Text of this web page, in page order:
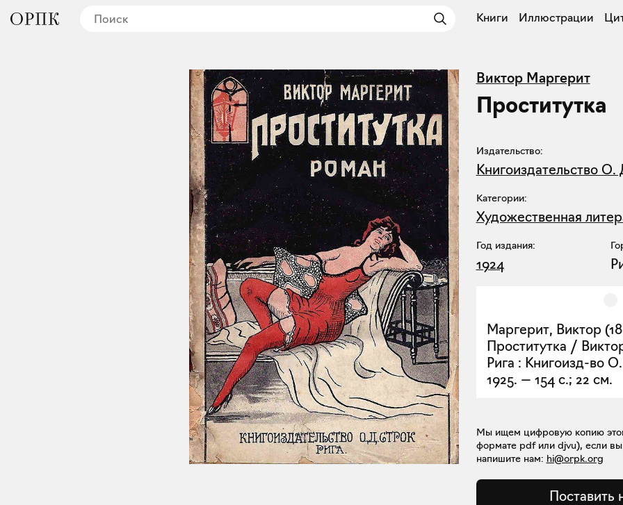
Книги Иллюстрации
Виктор Маргерит
Проститутка
Издательство:
Книгоиздательство
Категории:
Художественная
Год издания:
1924
Маргерит, Виктор
Проститутка /
Рига : Книгоизд-во
1925. — 154 с.; 22 см.
Мы ищем цифровую копию
формате pdf или djvu), если вы
напишите нам: hi@orpk.org
Поставить